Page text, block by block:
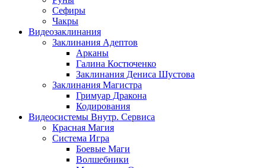
Сефиры
Чакры
Видеозаклинания
Заклинания Адептов
Арканы
Галина Костюченко
Заклинания Дениса Шустова
Заклинания Магистра
Гримуар Дракона
Кодирования
Видеосистемы Внутр. Сервиса
Красная Магия
Система Игра
Боевые Маги
Волшебники